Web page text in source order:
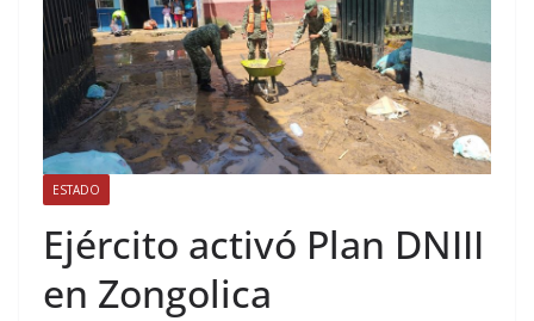
ESTADO
Ejército activó Plan DNIII
en Zongolica